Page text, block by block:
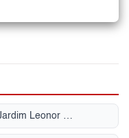
Condomínio Chácara Cantareira Jardim Leonor Mendes de Barros